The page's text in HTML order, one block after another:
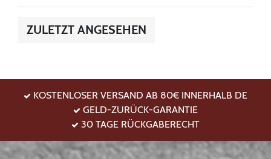
ZULETZT ANGESEHEN
KOSTENLOSER VERSAND AB 80€ INNERHALB DE
GELD-ZURÜCK-GARANTIE
30 TAGE RÜCKGABERECHT